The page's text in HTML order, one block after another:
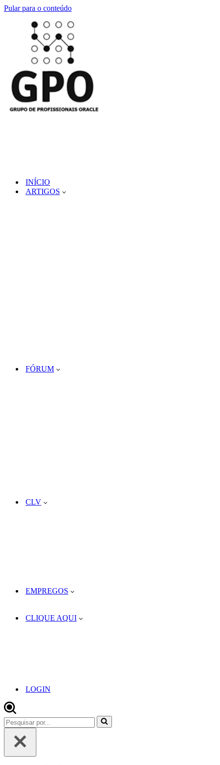
Pular para o conteúdo
INÍCIO
ARTIGOS
FÓRUM
CLV
EMPREGOS
CLIQUE AQUI
LOGIN
Pesquisar
por...